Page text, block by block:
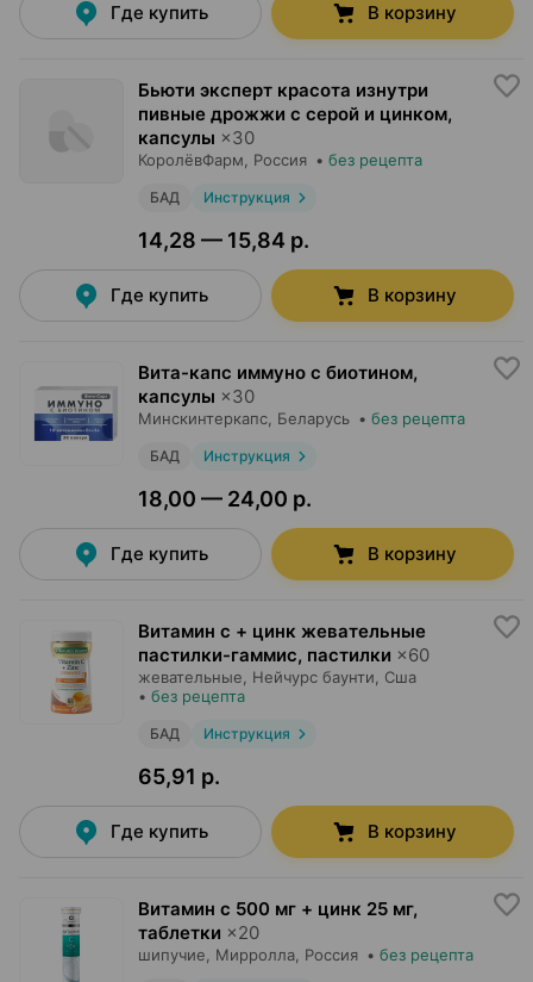
Где купить В корзину
Бьюти эксперт красота изнутри
пивные дрожжи с серой и цинком,
капсулы ×30
КоролёвФарм , Россия • без рецепта
БАД Инструкция
14,28 — 15,84 р.
Где купить В корзину
Вита-капс иммуно с биотином,
капсулы ×30
Минскинтеркапс , Беларусь • без рецепта
БАД Инструкция
18,00 — 24,00 р.
Где купить В корзину
Витамин с + цинк жевательные
пастилки-гаммис, пастилки ×60
жевательные, Нейчурс баунти , Сша
• без рецепта
БАД Инструкция
65,91 р.
Где купить В корзину
Витамин с 500 мг + цинк 25 мг,
таблетки ×20
шипучие, Мирролла , Россия • без рецепта